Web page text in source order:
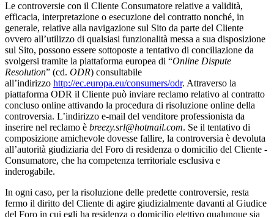
Le controversie con il Cliente Consumatore relative a validità,
efficacia, interpretazione o esecuzione del contratto nonché, in
generale, relative alla navigazione sul Sito da parte del Cliente
ovvero all’utilizzo di qualsiasi funzionalità messa a sua disposizione
sul Sito, possono essere sottoposte a tentativo di conciliazione da
svolgersi tramite la piattaforma europea di “Online Dispute
Resolution” (cd. ODR) consultabile
all’indirizzo http://ec.europa.eu/consumers/odr. Attraverso la
piattaforma ODR il Cliente può inviare reclamo relativo al contratto
concluso online attivando la procedura di risoluzione online della
controversia. L’indirizzo e-mail del venditore professionista da
inserire nel reclamo è breezy.srl@hotmail.com. Se il tentativo di
composizione amichevole dovesse fallire, la controversia è devoluta
all’autorità giudiziaria del Foro di residenza o domicilio del Cliente ­
Consumatore, che ha competenza territoriale esclusiva e
inderogabile.
In ogni caso, per la risoluzione delle predette controversie, resta
fermo il diritto del Cliente di agire giudizialmente davanti al Giudice
del Foro in cui egli ha residenza o domicilio elettivo qualunque sia